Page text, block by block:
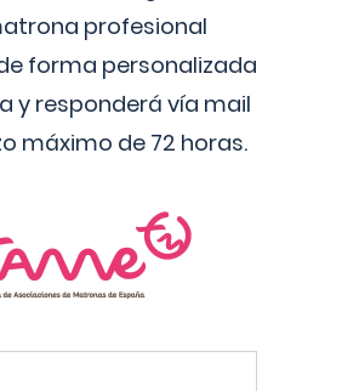
profesional
forma personalizada
y responderá vía mail
máximo de 72 horas.